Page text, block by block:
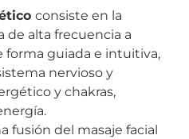
consiste en la
de alta frecuencia a
forma guiada e intuitiva,
nervioso y
y chakras,
fusión del masaje facial